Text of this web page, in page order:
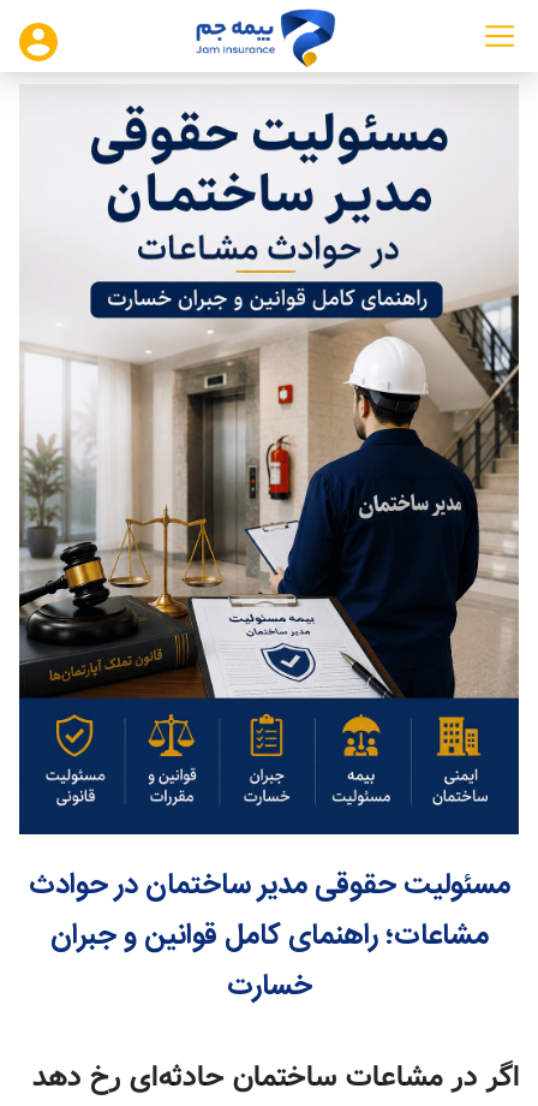
مسئولیت حقوقی مدیر ساختمان در حوادث
مشاعات؛ راهنمای کامل قوانین و جبران
خسارت
اگر در مشاعات ساختمان حادثه‌ای رخ دهد